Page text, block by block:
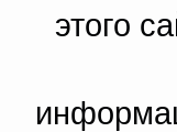
этого